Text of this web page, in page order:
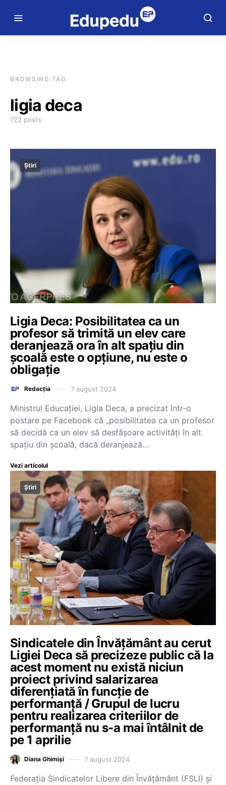
BROWSING TAG
ligia deca
722 posts
Știri
Ligia Deca: Posibilitatea ca un
profesor să trimită un elev care
deranjează ora în alt spațiu din
școală este o opțiune, nu este o
obligație
Redacția 7 august 2024
Ministrul Educației, Ligia Deca, a precizat într-o
postare pe Facebook că „posibilitatea ca un profesor
să decidă ca un elev să desfășoare activități în alt
spațiu din școală, dacă deranjează…
Vezi articolul
Știri
Sindicatele din Învățământ au cerut
Ligiei Deca să precizeze public că la
acest moment nu există niciun
proiect privind salarizarea
diferențiată în funcție de
performanță / Grupul de lucru
pentru realizarea criteriilor de
performanță nu s-a mai întâlnit de
pe 1 aprilie
Diana Ghimiși 7 august 2024
Federația Sindicatelor Libere din Învățământ (FSLI) și